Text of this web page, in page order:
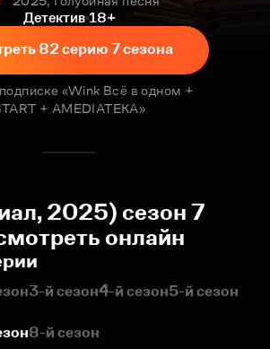
Детектив 18+
82 серию 7 сезона
«Wink Всё в одном +
+ AMEDIATEKA»
2025) сезон 7
онлайн
3-й сезон4-й сезон5-й сезон
8-й сезон